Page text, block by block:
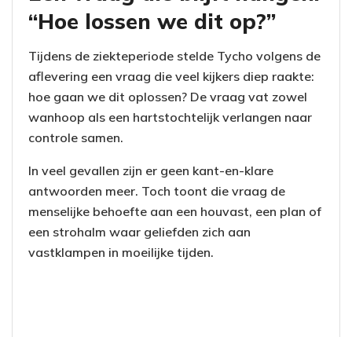
“Hoe lossen we dit op?”
Tijdens de ziekteperiode stelde Tycho volgens de
aflevering een vraag die veel kijkers diep raakte:
hoe gaan we dit oplossen? De vraag vat zowel
wanhoop als een hartstochtelijk verlangen naar
controle samen.
In veel gevallen zijn er geen kant-en-klare
antwoorden meer. Toch toont die vraag de
menselijke behoefte aan een houvast, een plan of
een strohalm waar geliefden zich aan
vastklampen in moeilijke tijden.